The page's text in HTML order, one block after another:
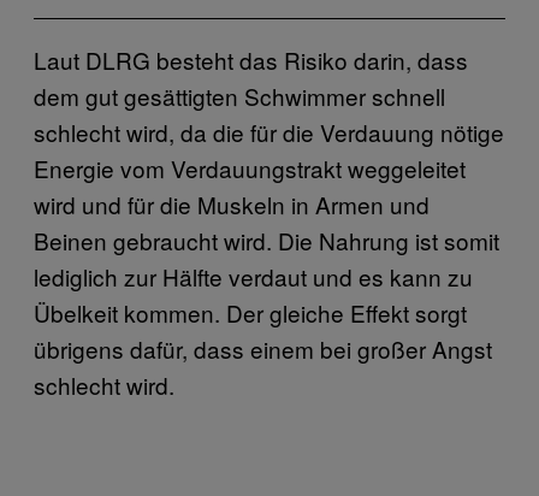
Laut DLRG besteht das Risiko darin, dass
dem gut gesättigten Schwimmer schnell
schlecht wird, da die für die Verdauung nötige
Energie vom Verdauungstrakt weggeleitet
wird und für die Muskeln in Armen und
Beinen gebraucht wird. Die Nahrung ist somit
lediglich zur Hälfte verdaut und es kann zu
Übelkeit kommen. Der gleiche Effekt sorgt
übrigens dafür, dass einem bei großer Angst
schlecht wird.